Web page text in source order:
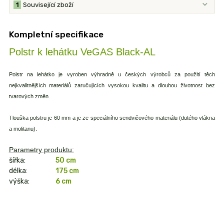
Související zboží
1
Kompletní specifikace
Polstr k lehátku VeGAS Black-AL
Polstr na lehátko je vyroben výhradně u českých výrobců za použití těch
nejkvalitnějších materiálů zaručujících vysokou kvalitu a dlouhou životnost bez
tvarových změn.
Tlouška polstru je 60 mm a je ze speciálního sendvičového materiálu (dutého vlákna
a molitanu).
Parametry produktu:
šířka:
50 cm
délka:
175 cm
výška:
6 cm